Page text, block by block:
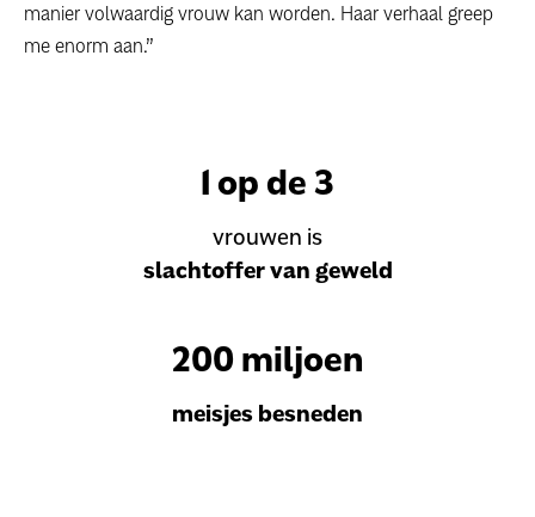
manier volwaardig vrouw kan worden. Haar verhaal greep
me enorm aan.”
1 op de 3
vrouwen is
slachtoffer van geweld
200 miljoen
meisjes besneden